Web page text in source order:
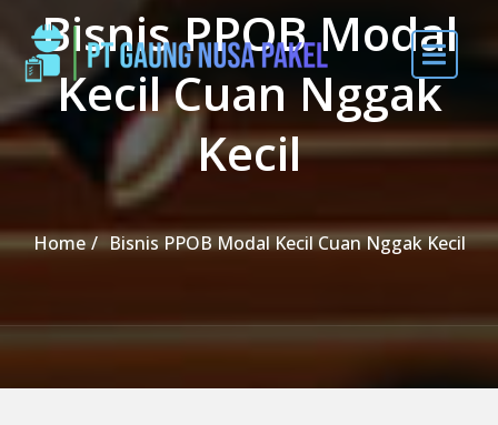
Bisnis PPOB Modal
Kecil Cuan Nggak
Kecil
Home Bisnis PPOB Modal Kecil Cuan Nggak Kecil